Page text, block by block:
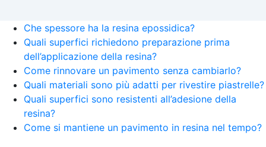
Che spessore ha la resina epossidica?
Quali superfici richiedono preparazione prima
dell’applicazione della resina?
Come rinnovare un pavimento senza cambiarlo?
Quali materiali sono più adatti per rivestire piastrelle?
Quali superfici sono resistenti all’adesione della
resina?
Come si mantiene un pavimento in resina nel tempo?